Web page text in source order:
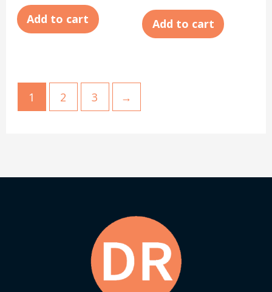
Add to cart Add to cart
1 2 3 →